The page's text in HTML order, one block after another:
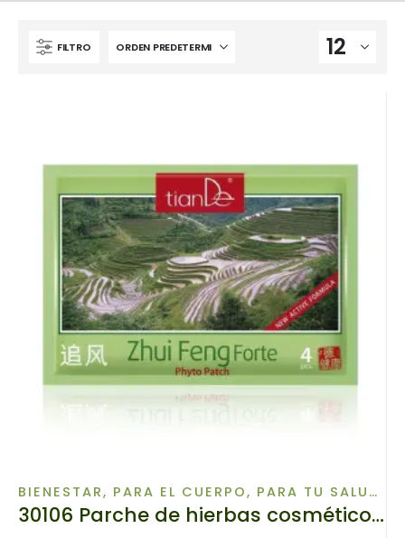
FILTRO
BIENESTAR, PARA EL CUERPO, PARA TU SALUD
30106 Parche de hierbas cosmético para el cuerpo «Zhui Feng Forte», tianDe, 4 piezas.